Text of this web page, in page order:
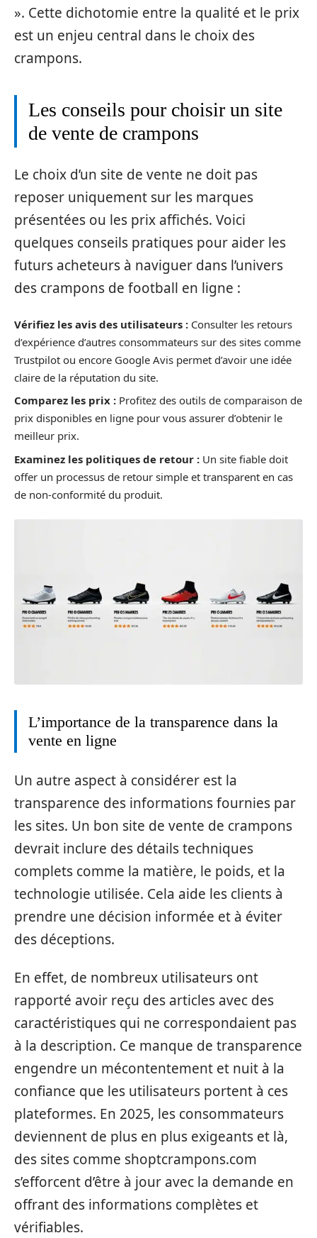
». Cette dichotomie entre la qualité et le prix
est un enjeu central dans le choix des
crampons.
Les conseils pour choisir un site
de vente de crampons
Le choix d’un site de vente ne doit pas
reposer uniquement sur les marques
présentées ou les prix affichés. Voici
quelques conseils pratiques pour aider les
futurs acheteurs à naviguer dans l’univers
des crampons de football en ligne :
Vérifiez les avis des utilisateurs : Consulter les retours
d’expérience d’autres consommateurs sur des sites comme
Trustpilot ou encore Google Avis permet d’avoir une idée
claire de la réputation du site.
Comparez les prix : Profitez des outils de comparaison de
prix disponibles en ligne pour vous assurer d’obtenir le
meilleur prix.
Examinez les politiques de retour : Un site fiable doit
offer un processus de retour simple et transparent en cas
de non-conformité du produit.
L’importance de la transparence dans la
vente en ligne
Un autre aspect à considérer est la
transparence des informations fournies par
les sites. Un bon site de vente de crampons
devrait inclure des détails techniques
complets comme la matière, le poids, et la
technologie utilisée. Cela aide les clients à
prendre une décision informée et à éviter
des déceptions.
En effet, de nombreux utilisateurs ont
rapporté avoir reçu des articles avec des
caractéristiques qui ne correspondaient pas
à la description. Ce manque de transparence
engendre un mécontentement et nuit à la
confiance que les utilisateurs portent à ces
plateformes. En 2025, les consommateurs
deviennent de plus en plus exigeants et là,
des sites comme shoptcrampons.com
s’efforcent d’être à jour avec la demande en
offrant des informations complètes et
vérifiables.